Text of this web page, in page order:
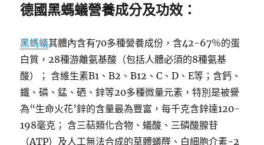
德國黑螞蟻營養成分及功效：
黑螞蟻其體內含有70多種營養成份，含42-67％的蛋
白質，28種游離氨基酸（包括人體必須的8種氨基
酸）； 含維生素B1、B2、B12、C、D、E等；含鈣、
鐵、磷、錳、硒、鋅等20多種微量元素，特別是被譽
為“生命火花’鋅的含量最為豐富，每千克含鋅達120-
198毫克； 含三萜類化合物、蟻酸、三磷酸腺苷
（ATP）及人工無法合成的草體蟻醛、白細胞介素-2